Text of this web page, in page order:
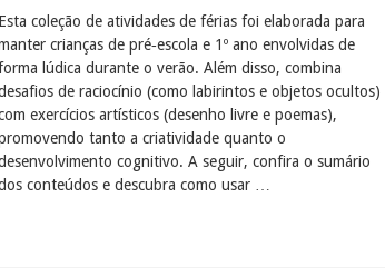
Esta coleção de atividades de férias foi elaborada para
crianças de pré‑escola e 1º ano envolvidas de
lúdica durante o verão. Além disso, combina
de raciocínio (como labirintos e objetos ocultos)
exercícios artísticos (desenho livre e poemas),
tanto a criatividade quanto o
cognitivo. A seguir, confira o sumário
conteúdos e descubra como usar …